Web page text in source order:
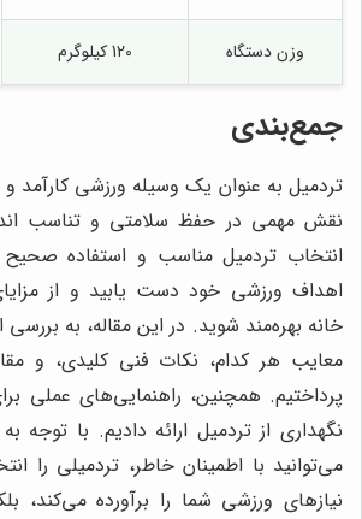
وزن دستگاه 120 کیلوگرم
جمع‌بندی
تردمیل به عنوان یک وسیله ورزشی کارآمد
نقش مهمی در حفظ سلامتی و تناسب
انتخاب تردمیل مناسب و استفاده صحیح
اهداف ورزشی خود دست یابید و از
خانه بهره‌مند شوید. در این مقاله، به بررسی
معایب هر کدام، نکات فنی کلیدی، و
پرداختیم. همچنین، راهنمایی‌های عملی
نگهداری از تردمیل ارائه دادیم. با توجه
می‌توانید با اطمینان خاطر، تردمیلی را
نیازهای ورزشی شما را برآورده می‌کند،